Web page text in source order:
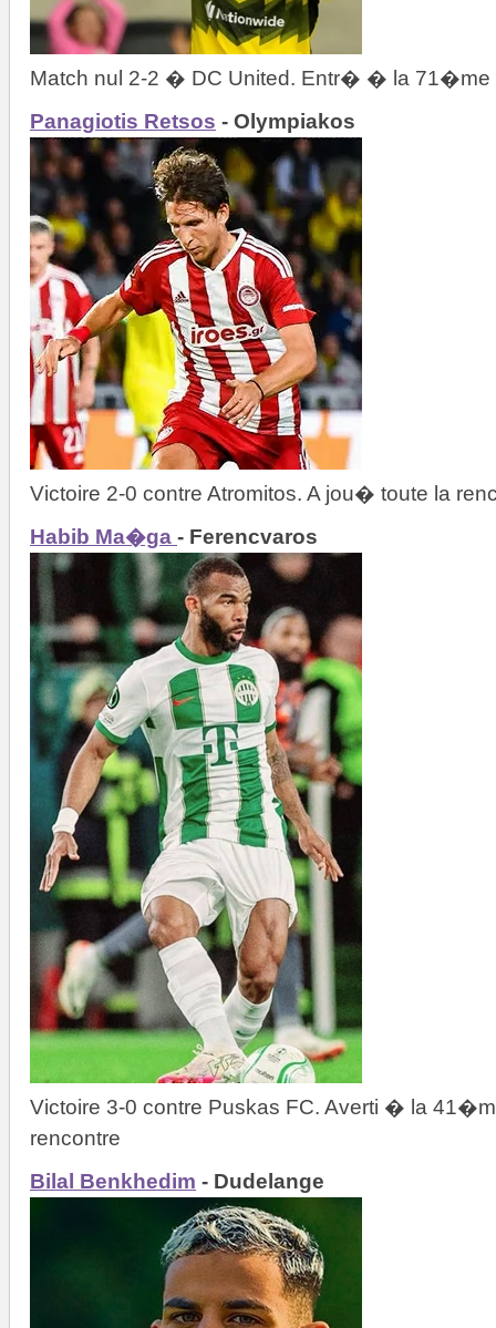
Match nul 2-2 � DC United. Entr� � la 71�me
Panagiotis Retsos - Olympiakos
Victoire 2-0 contre Atromitos. A jou� toute la
Habib Ma�ga - Ferencvaros
Victoire 3-0 contre Puskas FC. Averti � la
rencontre
Bilal Benkhedim - Dudelange